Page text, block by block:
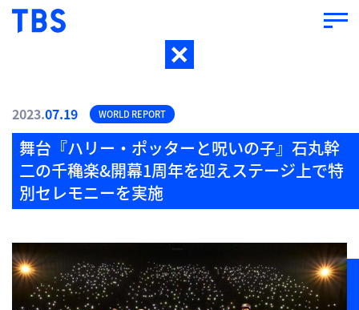
2023.07.19 WORLD REPORT
舞台『ハリー・ポッターと呪いの子』石丸幹
二の千穐楽&開幕1周年を迎えステージ上で特
別セレモニーを実施